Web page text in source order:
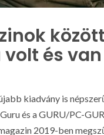
és
kiadvány is
és a GURU/PC-
2019-ben